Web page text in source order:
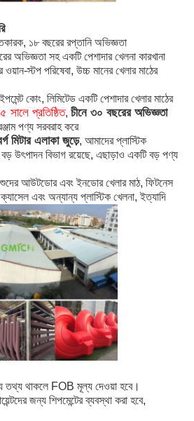
১৮ বছরের রপ্তানি অভিজ্ঞতা
অভিজ্ঞতা সহ একটি পেশাদার খেলনা কারখানা
স্টপ পরিষেবা, উচ্চ মানের খেলার মাঠের
কোং, লিমিটেড একটি পেশাদার খেলার মাঠের
সালে প্রতিষ্ঠিত,চীনে ৩০ বছরের অভিজ্ঞতা
পণ্য সরবরাহ করে
মিটার এলাকা জুড়ে, আমাদের প্লাস্টিক
উৎপাদন বিভাগ রয়েছে, এছাড়াও একটি বড় পণ্য
আউটডোর এবং ইনডোর খেলার মাঠ, ফিটনেস
ক্যাসেল এবং অন্যান্য প্লাস্টিক খেলনা, ইত্যাদি
তথ্য থাকলে FOB মূল্য দেওয়া হবে।
জন্য শিপমেন্টের ব্যবস্থা করা হবে,